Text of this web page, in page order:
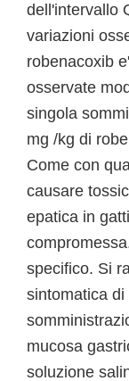
dell'intervallo
variazioni
robenacoxib
osservate
singola
mg /kg di
Come con
causare
epatica in
specifico. Si
sintomatica
mucosa
soluzione